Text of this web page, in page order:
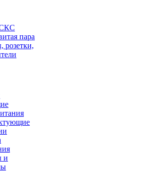
пара
розетки,
и